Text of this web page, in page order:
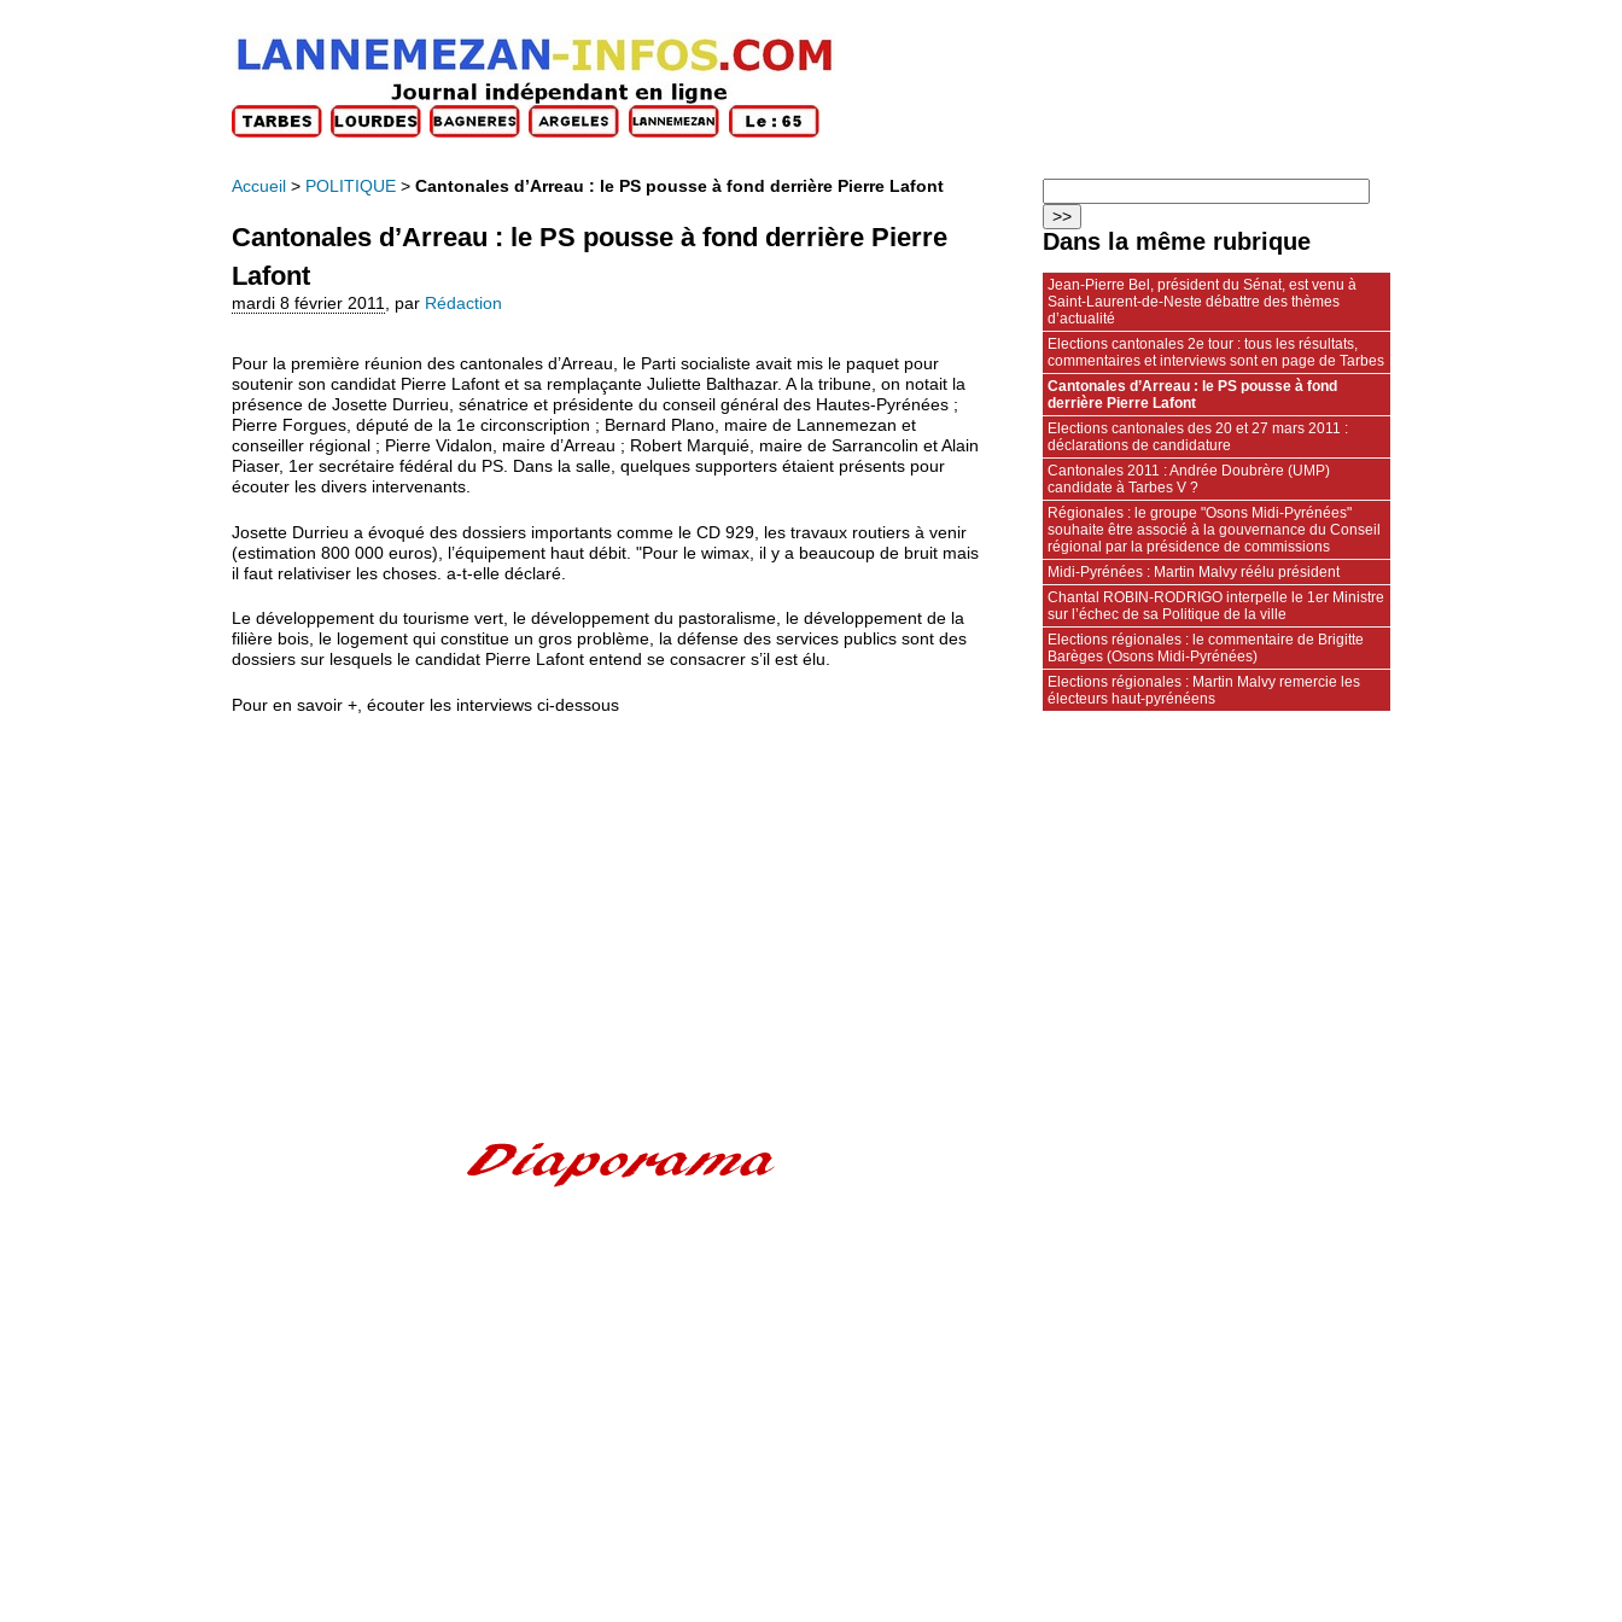
Accueil > POLITIQUE > Cantonales d’Arreau : le PS pousse à fond derrière Pierre Lafont
Cantonales d’Arreau : le PS pousse à fond derrière Pierre
Lafont
mardi 8 février 2011 par Rédaction
Pour la première réunion des cantonales d’Arreau, le Parti socialiste avait mis le paquet pour
soutenir son candidat Pierre Lafont et sa remplaçante Juliette Balthazar. A la tribune, on notait la
présence de Josette Durrieu, sénatrice et présidente du conseil général des Hautes-Pyrénées ;
Pierre Forgues, député de la 1e circonscription ; Bernard Plano, maire de Lannemezan et
conseiller régional ; Pierre Vidalon, maire d’Arreau ; Robert Marquié, maire de Sarrancolin et Alain
Piaser, 1er secrétaire fédéral du PS. Dans la salle, quelques supporters étaient présents pour
écouter les divers intervenants.
Josette Durrieu a évoqué des dossiers importants comme le CD 929, les travaux routiers à venir
(estimation 800 000 euros), l’équipement haut débit. "Pour le wimax, il y a beaucoup de bruit mais
il faut relativiser les choses. a-t-elle déclaré.
Le développement du tourisme vert, le développement du pastoralisme, le développement de la
filière bois, le logement qui constitue un gros problème, la défense des services publics sont des
dossiers sur lesquels le candidat Pierre Lafont entend se consacrer s’il est élu.
Pour en savoir +, écouter les interviews ci-dessous
Dans la même rubrique
Jean-Pierre Bel, président du Sénat, est venu à
Saint-Laurent-de-Neste débattre des thèmes
d’actualité
Elections cantonales 2e tour : tous les résultats,
commentaires et interviews sont en page de Tarbes
Cantonales d’Arreau : le PS pousse à fond
derrière Pierre Lafont
Elections cantonales des 20 et 27 mars 2011 :
déclarations de candidature
Cantonales 2011 : Andrée Doubrère (UMP)
candidate à Tarbes V ?
Régionales : le groupe "Osons Midi-Pyrénées"
souhaite être associé à la gouvernance du Conseil
régional par la présidence de commissions
Midi-Pyrénées : Martin Malvy réélu président
Chantal ROBIN-RODRIGO interpelle le 1er Ministre
sur l’échec de sa Politique de la ville
Elections régionales : le commentaire de Brigitte
Barèges (Osons Midi-Pyrénées)
Elections régionales : Martin Malvy remercie les
électeurs haut-pyrénéens